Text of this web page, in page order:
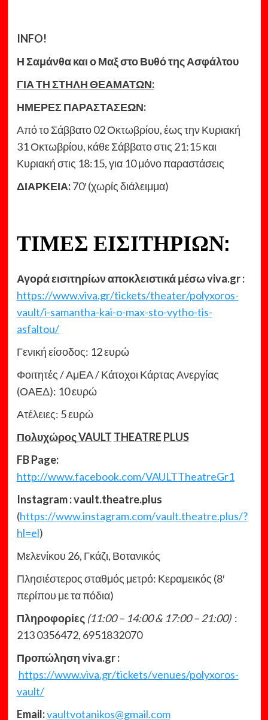
INFO!
Η Σαμάνθα και ο Μαξ στο Βυθό της Ασφάλτου
ΓΙΑ ΤΗ ΣΤΗΛΗ ΘΕΑΜΑΤΩΝ:
ΗΜΕΡΕΣ ΠΑΡΑΣΤΑΣΕΩΝ:
Από το Σάββατο 02 Οκτωβρίου, έως την Κυριακή
31 Οκτωβρίου, κάθε Σάββατο στις 21:15 και
Κυριακή στις 18:15, για 10 μόνο παραστάσεις
ΔΙΑΡΚΕΙΑ:70′ (χωρίς διάλειμμα)
ΤΙΜΕΣ ΕΙΣΙΤΗΡΙΩΝ:
Αγορά εισιτηρίων αποκλειστικά μέσωviva.gr:
https://www.viva.gr/tickets/theater/polyxoros-
vault/i-samantha-kai-o-max-sto-vytho-tis-
asfaltou/
Γενική είσοδος: 12 ευρώ
Φοιτητές / ΑμΕΑ / Κάτοχοι Κάρτας Ανεργίας
(ΟΑΕΔ): 10 ευρώ
Ατέλειες: 5 ευρώ
ΠολυχώροςVAULT THEATRE PLUS
FB Page:
http://www.facebook.com/VAULTTheatreGr1
Instagram :vault.theatre.plus
(https://www.instagram.com/vault.theatre.plus/?
hl=el)
Μελενίκου 26, Γκάζι, Βοτανικός
Πλησιέστερος σταθμός μετρό: Κεραμεικός (8′
περίπου με τα πόδια)
Πληροφορίες (11:00 – 14:00 & 17:00 – 21:00) :
213 0356472, 6951832070
Προπώληση viva.gr :
https://www.viva.gr/tickets/venues/polyxoros-
vault/
Email:vaultvotanikos@gmail.com